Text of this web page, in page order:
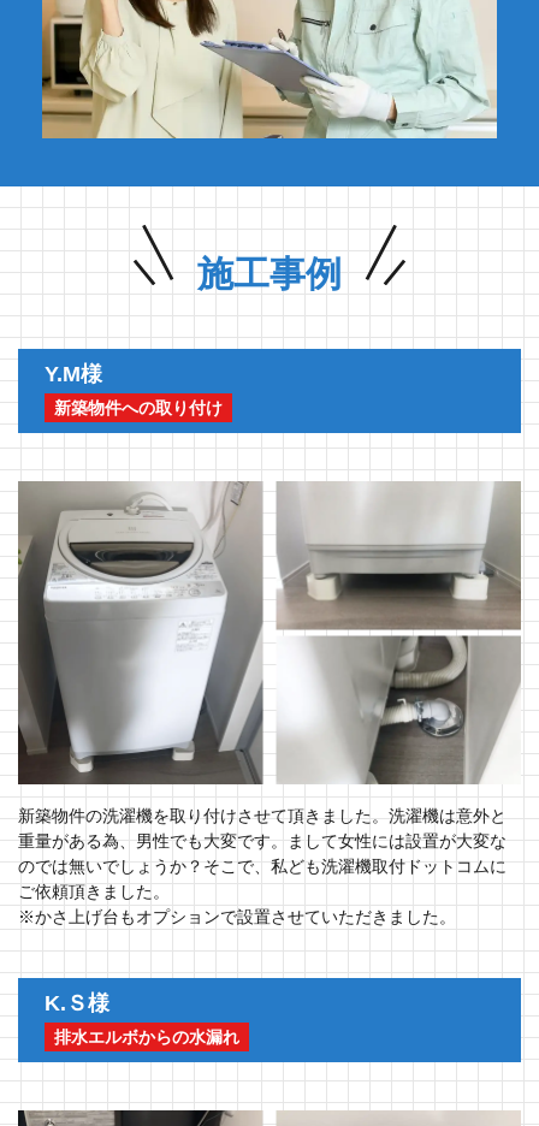
施工事例
Y.M様
新築物件への取り付け
新築物件の洗濯機を取り付けさせて頂きました。洗濯機は意外と
重量がある為、男性でも大変です。まして女性には設置が大変な
のでは無いでしょうか？そこで、私ども洗濯機取付ドットコムに
ご依頼頂きました。
※かさ上げ台もオプションで設置させていただきました。
K.Ｓ様
排水エルボからの水漏れ